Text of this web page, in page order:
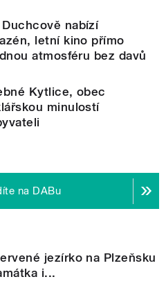
nabízí
letní kino přímo
atmosféru bez davů
Kytlice, obec
minulostí
na DABu
jezírko na Plzeňsku
i...